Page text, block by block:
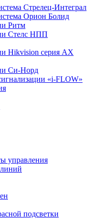
Стрелец-Интеграл
Орион Болид
Ритм
Стелс НПП
Hikvision серия AX
Си-Норд
«i-FLOW»
управления
подсветки